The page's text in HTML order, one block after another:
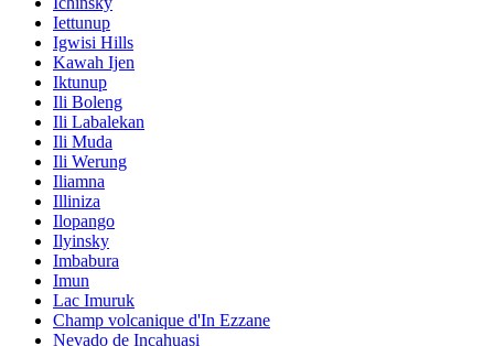
Iettunup
Igwisi Hills
Kawah Ijen
Iktunup
Ili Boleng
Ili Labalekan
Ili Muda
Ili Werung
Iliamna
Illiniza
Ilopango
Ilyinsky
Imbabura
Imun
Lac Imuruk
Champ volcanique d'In Ezzane
Nevado de Incahuasi